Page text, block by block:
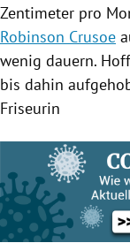
Zentimeter pro
Robinson Crusoe
wenig dauern.
bis dahin
Friseurin